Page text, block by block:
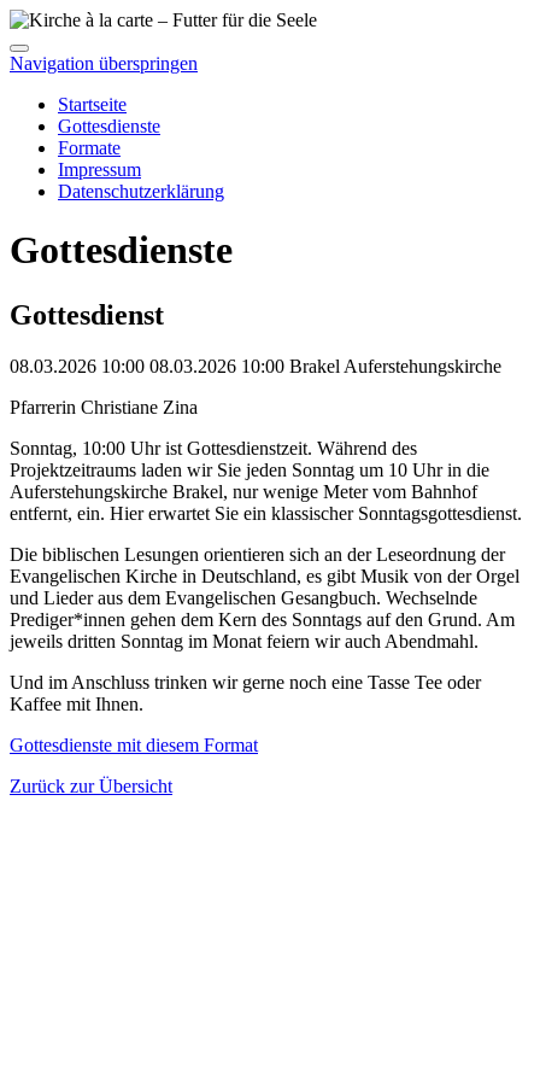
Navigation überspringen
Startseite
Gottesdienste
Formate
Impressum
Datenschutzerklärung
Gottesdienste
Gottesdienst
08.03.2026 10:00 08.03.2026 10:00 Brakel Auferstehungskirche
Pfarrerin Christiane Zina
Sonntag, 10:00 Uhr ist Gottesdienstzeit. Während des
Projektzeitraums laden wir Sie jeden Sonntag um 10 Uhr in die
Auferstehungskirche Brakel, nur wenige Meter vom Bahnhof
entfernt, ein. Hier erwartet Sie ein klassischer Sonntagsgottesdienst.
Die biblischen Lesungen orientieren sich an der Leseordnung der
Evangelischen Kirche in Deutschland, es gibt Musik von der Orgel
und Lieder aus dem Evangelischen Gesangbuch. Wechselnde
Prediger*innen gehen dem Kern des Sonntags auf den Grund. Am
jeweils dritten Sonntag im Monat feiern wir auch Abendmahl.
Und im Anschluss trinken wir gerne noch eine Tasse Tee oder
Kaffee mit Ihnen.
Gottesdienste mit diesem Format
Zurück zur Übersicht